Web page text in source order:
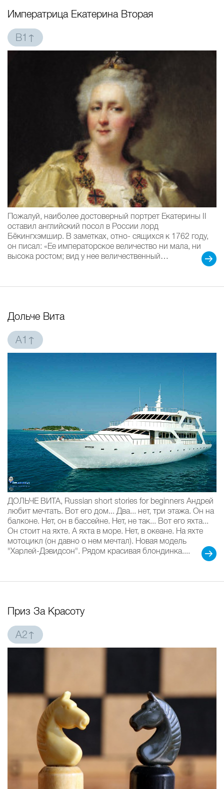
Императрица Екатерина Вторая
B1↑
Пожалуй, наиболее достоверный портрет Екатерины II
оставил английский посол в России лорд
Бёкингхэмшир. В заметках, отно- сящихся к 1762 году,
он писал: «Ее императорское величество ни мала, ни
высока ростом; вид у нее величественный…
Дольче Вита
A1↑
ДОЛЬЧЕ ВИТА, Russian short stories for beginners Андрей
любит мечтать. Вот его дом... Два... нет, три этажа. Он на
балконе. Нет, он в бассейне. Нет, не так... Вот его яхта...
Он стоит на яхте. А яхта в море. Нет, в океане. На яхте
мотоцикл (он давно о нем мечтал). Новая модель
"Харлей-Дэвидсон". Рядом красивая блондинка....
Приз За Красоту
A2↑